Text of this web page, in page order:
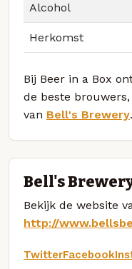
Alcohol
Herkomst
Bij Beer in a Box
de beste
van Bell's Brewery.
Bell's
Bekijk de website
http://
TwitterFacebook